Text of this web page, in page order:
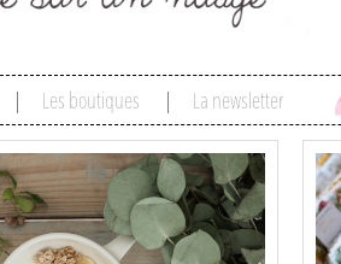
Les boutiques La newsletter